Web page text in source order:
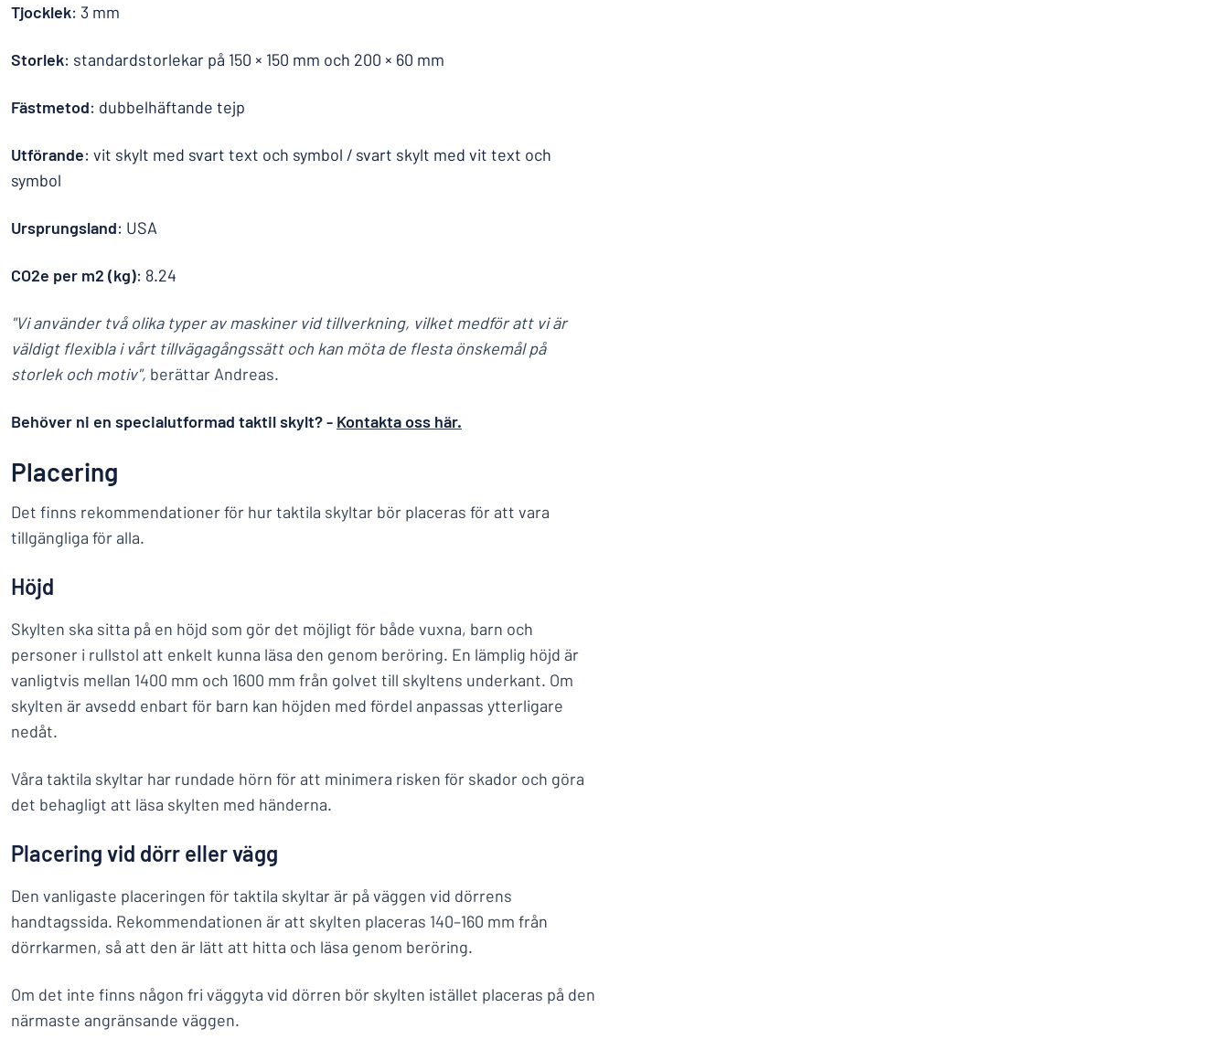
Tjocklek: 3 mm
Storlek: standardstorlekar på 150 × 150 mm och 200 × 60 mm
Fästmetod: dubbelhäftande tejp
Utförande: vit skylt med svart text och symbol / svart skylt med vit text och
symbol
Ursprungsland: USA
CO2e per m2 (kg): 8.24
"Vi använder två olika typer av maskiner vid tillverkning, vilket medför att vi är
väldigt flexibla i vårt tillvägagångssätt och kan möta de flesta önskemål på
storlek och motiv", berättar Andreas.
Behöver ni en specialutformad taktil skylt? - Kontakta oss här.
Placering
Det finns rekommendationer för hur taktila skyltar bör placeras för att vara
tillgängliga för alla.
Höjd
Skylten ska sitta på en höjd som gör det möjligt för både vuxna, barn och
personer i rullstol att enkelt kunna läsa den genom beröring. En lämplig höjd är
vanligtvis mellan 1400 mm och 1600 mm från golvet till skyltens underkant. Om
skylten är avsedd enbart för barn kan höjden med fördel anpassas ytterligare
nedåt.
Våra taktila skyltar har rundade hörn för att minimera risken för skador och göra
det behagligt att läsa skylten med händerna.
Placering vid dörr eller vägg
Den vanligaste placeringen för taktila skyltar är på väggen vid dörrens
handtagssida. Rekommendationen är att skylten placeras 140–160 mm från
dörrkarmen, så att den är lätt att hitta och läsa genom beröring.
Om det inte finns någon fri väggyta vid dörren bör skylten istället placeras på den
närmaste angränsande väggen.